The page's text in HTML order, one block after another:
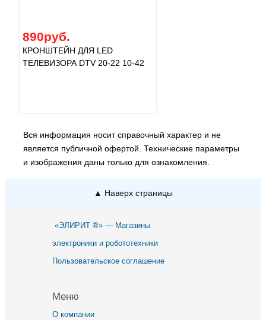
890руб.
КРОНШТЕЙН ДЛЯ LED
ТЕЛЕВИЗОРА DTV 20-22 10-42
Вся информация носит справочный характер и не
является публичной офертой. Технические параметры
и изображения даны только для ознакомления.
▲ Наверх страницы
«ЭЛИРИТ ®» — Магазины
электроники и робототехники
Пользовательское соглашение
Меню
О компании